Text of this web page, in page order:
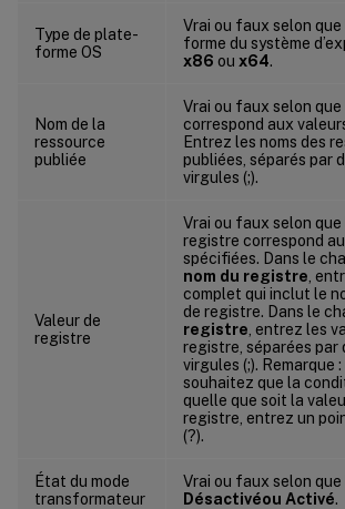
Type de plate-
forme OS
Vrai ou faux selon
forme du système
x86 ou x64.
Nom de la
ressource
publiée
Vrai ou faux selon que
correspond aux
Entrez les noms des
publiées, séparés par
virgules (;).
Valeur de
registre
Vrai ou faux selon que
registre correspond
spécifiées. Dans le
nom du registre ,
complet qui inclut le
de registre. Dans le
registre , entrez les
registre, séparées par
virgules (;). Remarque :
souhaitez que la
quelle que soit la
registre, entrez un
(?).
État du mode
transformateur
Vrai ou faux selon que
Désactivéou Activé.